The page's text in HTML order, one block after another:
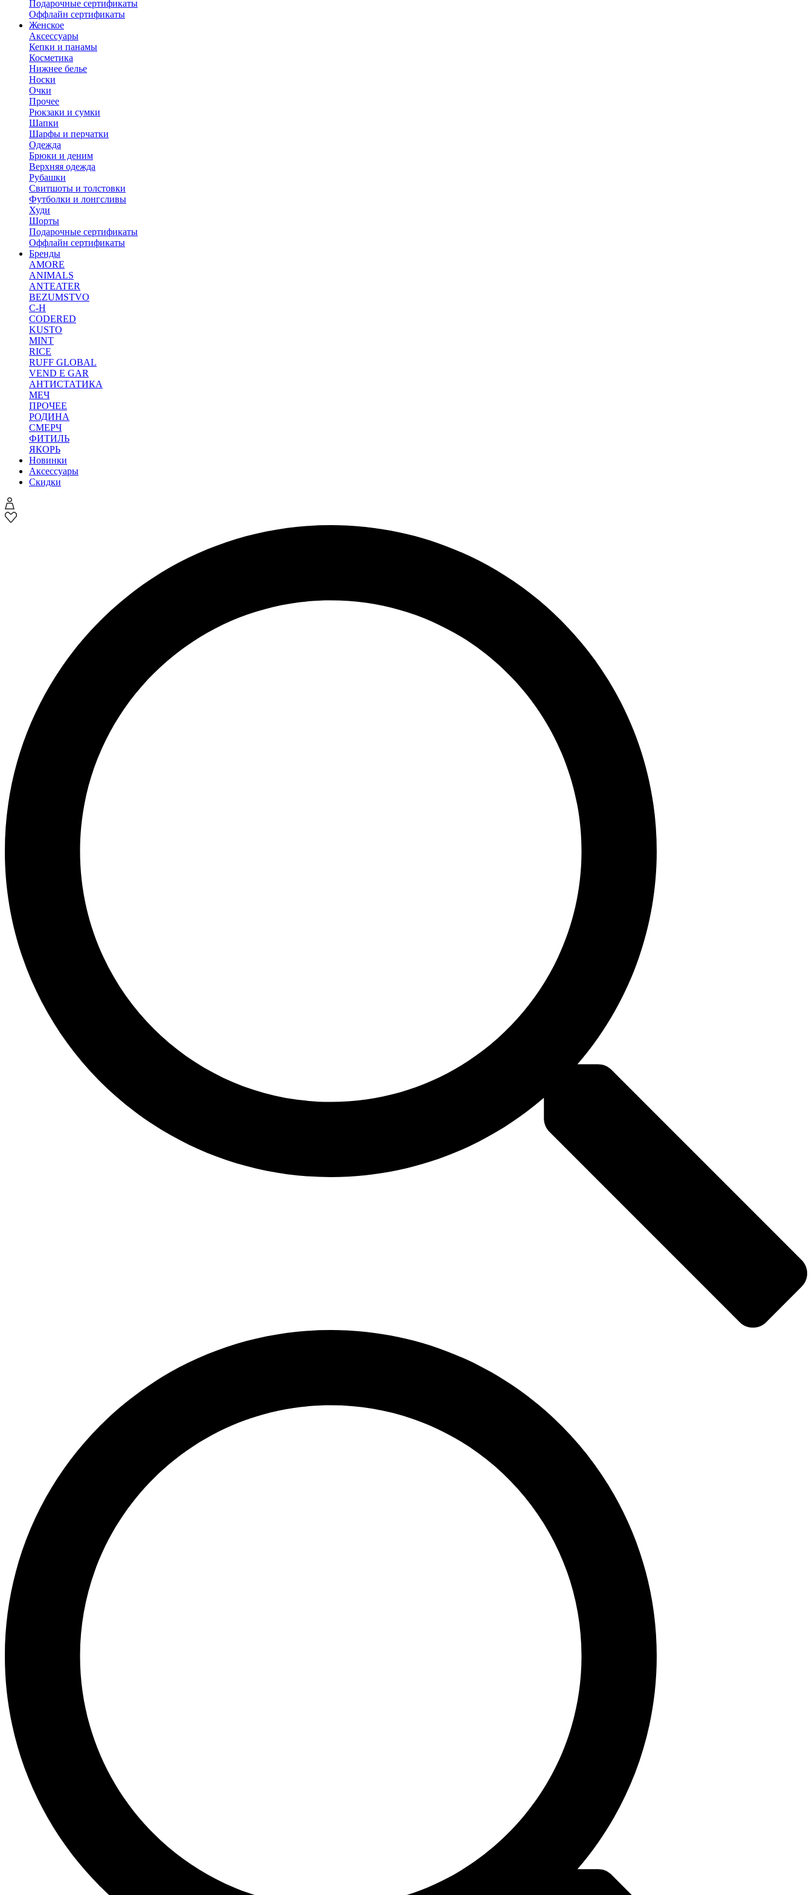
Подарочные сертификаты
Оффлайн сертификаты
Женское
Аксессуары
Кепки и панамы
Косметика
Нижнее белье
Носки
Очки
Прочее
Рюкзаки и сумки
Шапки
Шарфы и перчатки
Одежда
Брюки и деним
Верхняя одежда
Рубашки
Свитшоты и толстовки
Футболки и лонгсливы
Худи
Шорты
Подарочные сертификаты
Оффлайн сертификаты
Бренды
AMORE
ANIMALS
ANTEATER
BEZUMSTVO
C-H
CODERED
KUSTO
MINT
RICE
RUFF GLOBAL
VEND E GAR
АНТИСТАТИКА
МЕЧ
ПРОЧЕЕ
РОДИНА
СМЕРЧ
ФИТИЛЬ
ЯКОРЬ
Новинки
Аксессуары
Скидки